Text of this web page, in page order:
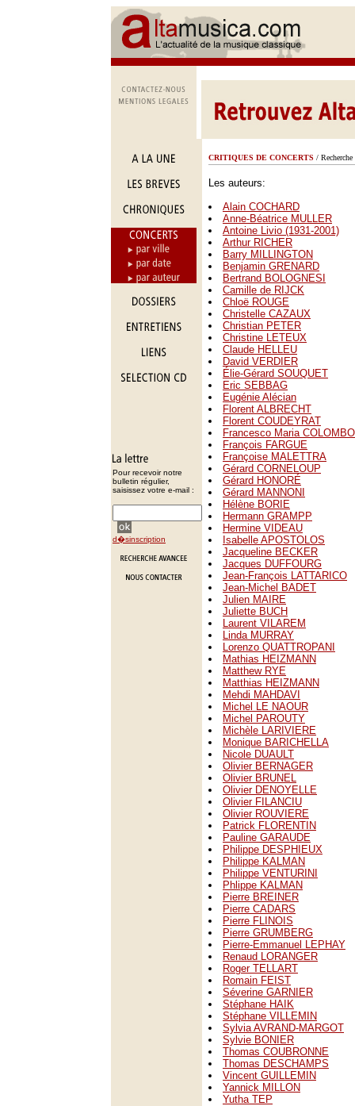
Pour recevoir notre
bulletin régulier,
saisissez votre e-mail :
d�sinscription
CRITIQUES DE CONCERTS / Recherche
Les auteurs:
Alain COCHARD
Anne-Béatrice MULLER
Antoine Livio (1931-2001)
Arthur RICHER
Barry MILLINGTON
Benjamin GRENARD
Bertrand BOLOGNESI
Camille de RIJCK
Chloë ROUGE
Christelle CAZAUX
Christian PETER
Christine LETEUX
Claude HELLEU
David VERDIER
Élie-Gérard SOUQUET
Eric SEBBAG
Eugénie Alécian
Florent ALBRECHT
Florent COUDEYRAT
Francesco Maria COLOMBO
François FARGUE
Françoise MALETTRA
Gérard CORNELOUP
Gérard HONORÉ
Gérard MANNONI
Hélène BORIE
Hermann GRAMPP
Hermine VIDEAU
Isabelle APOSTOLOS
Jacqueline BECKER
Jacques DUFFOURG
Jean-François LATTARICO
Jean-Michel BADET
Julien MAIRE
Juliette BUCH
Laurent VILAREM
Linda MURRAY
Lorenzo QUATTROPANI
Mathias HEIZMANN
Matthew RYE
Matthias HEIZMANN
Mehdi MAHDAVI
Michel LE NAOUR
Michel PAROUTY
Michèle LARIVIERE
Monique BARICHELLA
Nicole DUAULT
Olivier BERNAGER
Olivier BRUNEL
Olivier DENOYELLE
Olivier FILANCIU
Olivier ROUVIERE
Patrick FLORENTIN
Pauline GARAUDE
Philippe DESPHIEUX
Philippe KALMAN
Philippe VENTURINI
Phlippe KALMAN
Pierre BREINER
Pierre CADARS
Pierre FLINOIS
Pierre GRUMBERG
Pierre-Emmanuel LEPHAY
Renaud LORANGER
Roger TELLART
Romain FEIST
Séverine GARNIER
Stéphane HAIK
Stéphane VILLEMIN
Sylvia AVRAND-MARGOT
Sylvie BONIER
Thomas COUBRONNE
Thomas DESCHAMPS
Vincent GUILLEMIN
Yannick MILLON
Yutha TEP